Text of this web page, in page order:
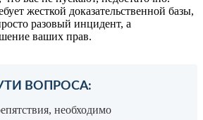
жесткой доказательственной базы,
разовый инцидент, а
ваших прав.
ВОПРОСА:
необходимо